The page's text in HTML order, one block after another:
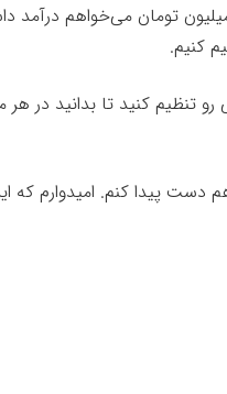
تومان می‌خواهم درآمد
کنیم.
کنید تا بدانید در هر
دست پیدا کنم. امیدوارم که